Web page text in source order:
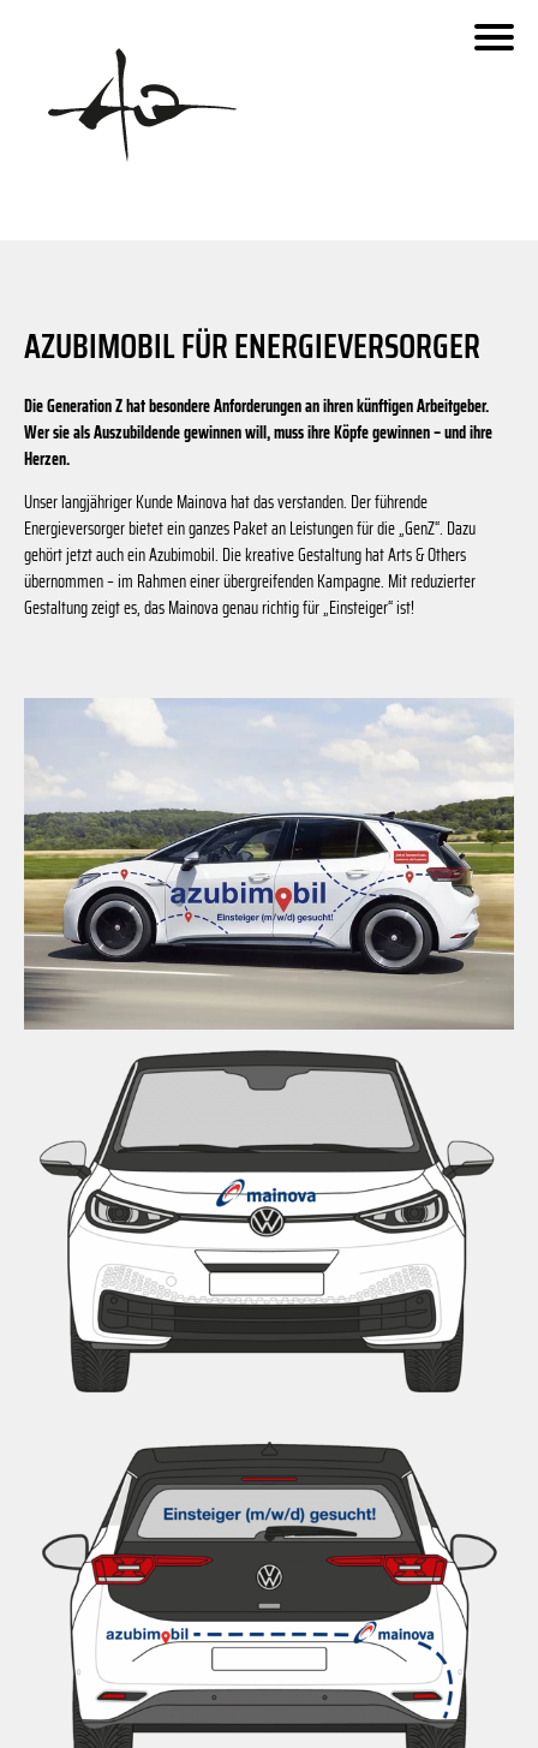
AZUBIMOBIL FÜR ENERGIEVERSORGER
Die Generation Z hat besondere Anforderungen an ihren künftigen Arbeitgeber.
Wer sie als Auszubildende gewinnen will, muss ihre Köpfe gewinnen – und ihre
Herzen.
Unser langjähriger Kunde Mainova hat das verstanden. Der führende
Energieversorger bietet ein ganzes Paket an Leistungen für die „GenZ“. Dazu
gehört jetzt auch ein Azubimobil. Die kreative Gestaltung hat Arts & Others
übernommen – im Rahmen einer übergreifenden Kampagne. Mit reduzierter
Gestaltung zeigt es, das Mainova genau richtig für „Einsteiger“ ist!
fara.de
Invesco
Zeppelinstraße
Zeppelinstraße
Urseler Straße
Urseler Straße
© 2019 MapOSMatic/OCitySMap-Entwickler - Kartendaten© 2019 OpenStreetMap.org und Mitwirkende- Kartenstile: OpenStreetMap Carto with colors reduced to